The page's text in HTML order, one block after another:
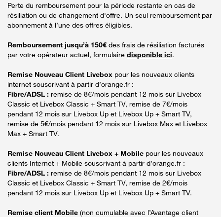
Perte du remboursement pour la période restante en cas de
résiliation ou de changement d'offre. Un seul remboursement par
abonnement à l’une des offres éligibles.
Remboursement jusqu’à 150€ des frais de résiliation facturés
par votre opérateur actuel, formulaire disponible ici.
Remise Nouveau Client Livebox pour les nouveaux clients
internet souscrivant à partir d’orange.fr :
Fibre/ADSL : remise de 8€/mois pendant 12 mois sur Livebox
Classic et Livebox Classic + Smart TV, remise de 7€/mois
pendant 12 mois sur Livebox Up et Livebox Up + Smart TV,
remise de 5€/mois pendant 12 mois sur Livebox Max et Livebox
Max + Smart TV.
Remise Nouveau Client Livebox + Mobile pour les nouveaux
clients Internet + Mobile souscrivant à partir d’orange.fr :
Fibre/ADSL : remise de 8€/mois pendant 12 mois sur Livebox
Classic et Livebox Classic + Smart TV, remise de 2€/mois
pendant 12 mois sur Livebox Up et Livebox Up + Smart TV.
Remise client Mobile (non cumulable avec l’Avantage client